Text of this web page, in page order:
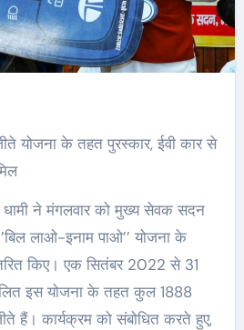
योजना के तहत पुरस्कार, ईवी कार से
धामी ने मंगलवार को मुख्य सेवक सदन
लाओ-इनाम पाओ’’ योजना के
किए। एक सितंबर 2022 से 31
इस योजना के तहत कुल 1888
हैं। कार्यक्रम को संबोधित करते हुए,